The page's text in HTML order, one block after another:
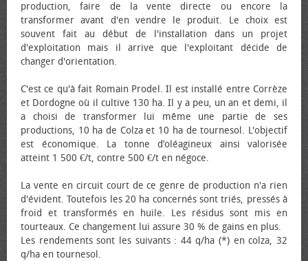
production, faire de la vente directe ou encore la
transformer avant d'en vendre le produit. Le choix est
souvent fait au début de l'installation dans un projet
d'exploitation mais il arrive que l'exploitant décide de
changer d'orientation.
C'est ce qu'à fait Romain Prodel. Il est installé entre Corrèze
et Dordogne où il cultive 130 ha. Il y a peu, un an et demi, il
a choisi de transformer lui même une partie de ses
productions, 10 ha de Colza et 10 ha de tournesol. L'objectif
est économique. La tonne d’oléagineux ainsi valorisée
atteint 1 500 €/t, contre 500 €/t en négoce.
La vente en circuit court de ce genre de production n'a rien
d'évident. Toutefois les 20 ha concernés sont triés, pressés à
froid et transformés en huile. Les résidus sont mis en
tourteaux. Ce changement lui assure 30 % de gains en plus.
Les rendements sont les suivants : 44 q/ha (*) en colza, 32
q/ha en tournesol.